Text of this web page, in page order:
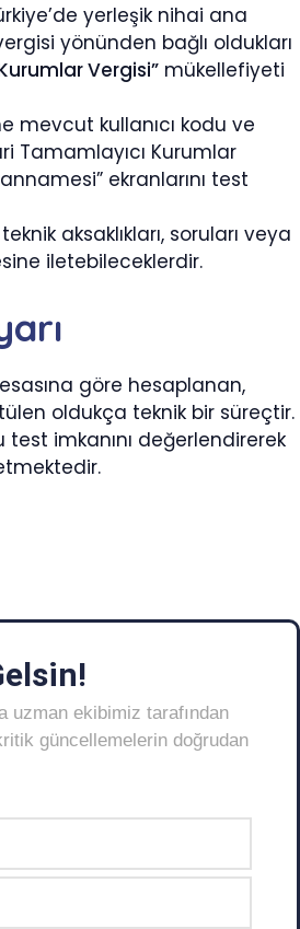
yerleşik nihai ana
yönünden bağlı oldukları
Vergisi” mükellefiyeti
mevcut kullanıcı kodu ve
Tamamlayıcı Kurumlar
ekranlarını test
aksaklıkları, soruları veya
iletebileceklerdir.
göre hesaplanan,
oldukça teknik bir süreçtir.
imkanını değerlendirerek
uzman ekibimiz tarafından
güncellemelerin doğrudan